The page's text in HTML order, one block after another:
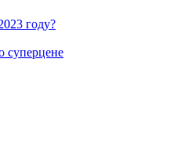
году?
суперцене